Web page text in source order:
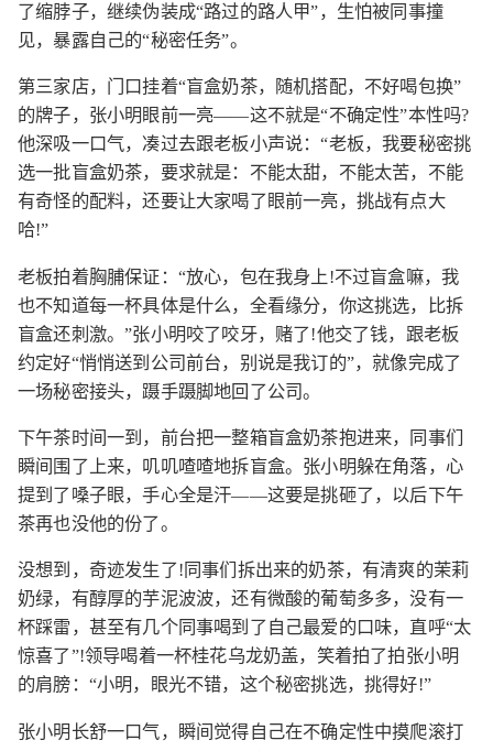
了缩脖子，继续伪装成“路过的路人甲”，生怕被同事撞
见，暴露自己的“秘密任务”。
第三家店，门口挂着“盲盒奶茶，随机搭配，不好喝包换”
的牌子，张小明眼前一亮——这不就是“不确定性”本性吗?
他深吸一口气，凑过去跟老板小声说：“老板，我要秘密挑
选一批盲盒奶茶，要求就是：不能太甜，不能太苦，不能
有奇怪的配料，还要让大家喝了眼前一亮，挑战有点大
哈!”
老板拍着胸脯保证：“放心，包在我身上!不过盲盒嘛，我
也不知道每一杯具体是什么，全看缘分，你这挑选，比拆
盲盒还刺激。”张小明咬了咬牙，赌了!他交了钱，跟老板
约定好“悄悄送到公司前台，别说是我订的”，就像完成了
一场秘密接头，蹑手蹑脚地回了公司。
下午茶时间一到，前台把一整箱盲盒奶茶抱进来，同事们
瞬间围了上来，叽叽喳喳地拆盲盒。张小明躲在角落，心
提到了嗓子眼，手心全是汗——这要是挑砸了，以后下午
茶再也没他的份了。
没想到，奇迹发生了!同事们拆出来的奶茶，有清爽的茉莉
奶绿，有醇厚的芋泥波波，还有微酸的葡萄多多，没有一
杯踩雷，甚至有几个同事喝到了自己最爱的口味，直呼“太
惊喜了”!领导喝着一杯桂花乌龙奶盖，笑着拍了拍张小明
的肩膀：“小明，眼光不错，这个秘密挑选，挑得好!”
张小明长舒一口气，瞬间觉得自己在不确定性中摸爬滚打